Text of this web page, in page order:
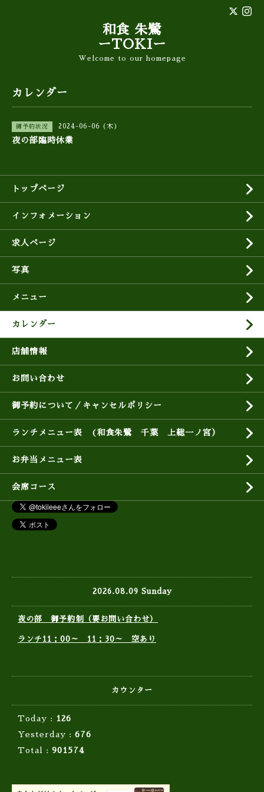
和食 朱鷺
ーTOKIー
Welcome to our homepage
カレンダー
御予約状況 2024-06-06 (木)
夜の部臨時休業
トップページ
インフォメーション
求人ページ
写真
メニュー
カレンダー
店舗情報
お問い合わせ
御予約について／キャンセルポリシー
ランチメニュー表 (和食朱鷺 千葉 上総一ノ宮）
お弁当メニュー表
会席コース
2026.08.09 Sunday
夜の部 御予約制（要お問い合わせ）
ランチ11：00～ 11：30～ 空あり
カウンター
Today :
126
Yesterday : 676
Total : 901574